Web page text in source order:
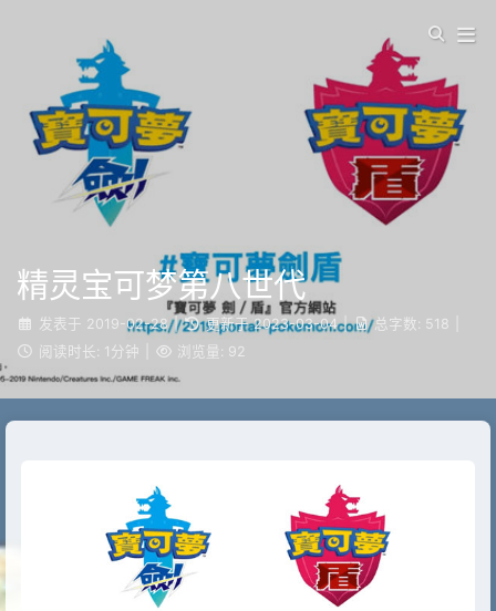
精灵宝可梦第八世代
发表于 2019-02-28 | 更新于 2023-03-04 | 总字数: 518
阅读时长: 1分钟 浏览量: 92